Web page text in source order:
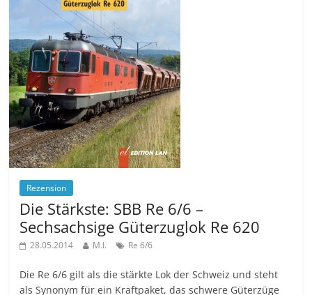
Rezension
Die Stärkste: SBB Re 6/6 –
Sechsachsige Güterzuglok Re 620
28.05.2014 M.I. Re 6/6
Die Re 6/6 gilt als die stärkte Lok der Schweiz und steht
als Synonym für ein Kraftpaket, das schwere Güterzüge